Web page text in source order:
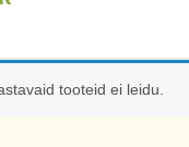
tooteid ei leidu.